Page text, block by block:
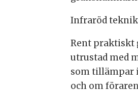
Infraröd teknik
Rent praktiskt
utrustad med
som tillämpar
och om